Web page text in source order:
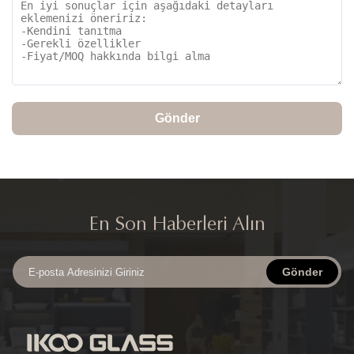
Gönder
En Son Haberleri Alın
Gönder